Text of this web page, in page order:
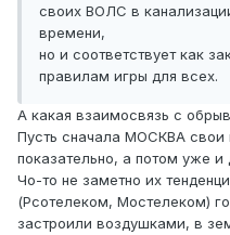
своих ВОЛС в
времени,
но и соответствует как
правилам игры для всех.
А какая взаимосвязь с
Пусть сначала МОСКВА
показательно, а потом уже и
Чо-то не заметно их
(Рсотелеком, Мостелеком)
застроили воздушками, в